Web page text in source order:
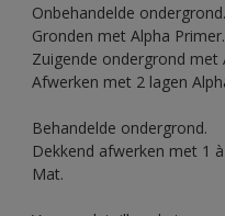
Onbehandelde ondergrond.
Gronden met Alpha Primer.
Zuigende ondergrond met
Afwerken met 2 lagen
Behandelde ondergrond.
Dekkend afwerken met 1
Mat.